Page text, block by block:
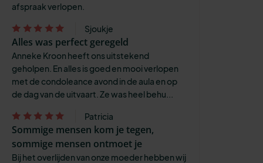
afspraak verlopen.
Sjoukje
Alles was perfect geregeld
Anneke Kroon heeft ons uitstekend
geholpen. En alles is goed en mooi verlopen
met de condoleance avond in de aula en op
de dag van de uitvaart. Ze was heel behu...
Patricia
Sommige mensen kom je tegen,
sommige mensen ontmoet je
Bij het overlijden van onze moeder hebben wij